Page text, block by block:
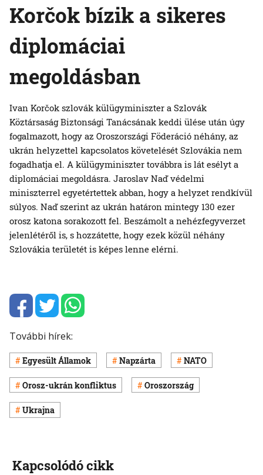
Korčok bízik a sikeres
diplomáciai
megoldásban
Ivan Korčok szlovák külügyminiszter a Szlovák
Köztársaság Biztonsági Tanácsának keddi ülése után úgy
fogalmazott, hogy az Oroszországi Föderáció néhány, az
ukrán helyzettel kapcsolatos követelését Szlovákia nem
fogadhatja el. A külügyminiszter továbbra is lát esélyt a
diplomáciai megoldásra. Jaroslav Naď védelmi
miniszterrel egyetértettek abban, hogy a helyzet rendkívül
súlyos. Naď szerint az ukrán határon mintegy 130 ezer
orosz katona sorakozott fel. Beszámolt a nehézfegyverzet
jelenlétéről is, s hozzátette, hogy ezek közül néhány
Szlovákia területét is képes lenne elérni.
További hírek:
Egyesült Államok Napzárta NATO
Orosz-ukrán konfliktus Oroszország
Ukrajna
Kapcsolódó cikk